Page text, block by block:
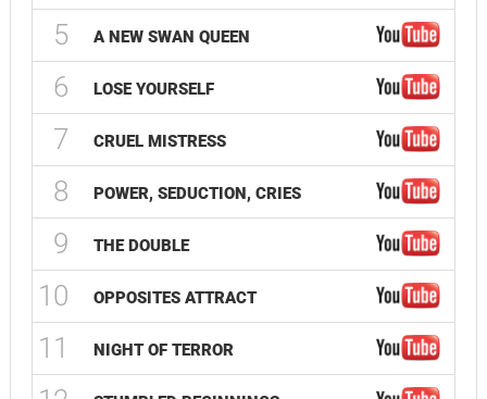
5 A NEW SWAN QUEEN
6 LOSE YOURSELF
7 CRUEL MISTRESS
8 POWER, SEDUCTION, CRIES
9 THE DOUBLE
10 OPPOSITES ATTRACT
11 NIGHT OF TERROR